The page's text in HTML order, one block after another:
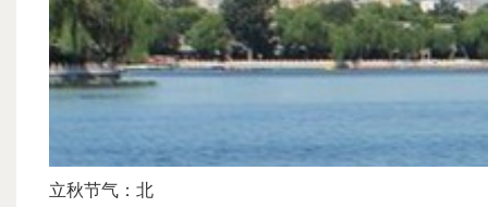
立秋节气：北